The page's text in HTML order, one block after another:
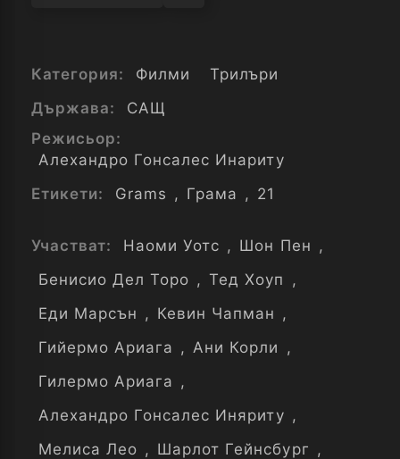
Категория: Филми
Трилъри
Държава:
САЩ
Режисьор:
Алехандро Гонсалес Инариту
Етикети:
Grams , Грама , 21
Участват: Наоми Уотс , Шон Пен ,
Бенисио Дел Торо , Тед Хоуп ,
Еди Марсън , Кевин Чапман ,
Гийермо Ариага , Ани Корли ,
Гилермо Ариага ,
Алехандро Гонсалес Иняриту ,
Мелиса Лео , Шарлот Гейнсбург ,